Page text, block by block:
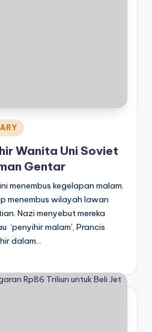
Wanita Uni Soviet
Gentar
menembus kegelapan malam.
menembus wilayah lawan
Nazi menyebut mereka
‘penyihir malam', Prancis
dalam…